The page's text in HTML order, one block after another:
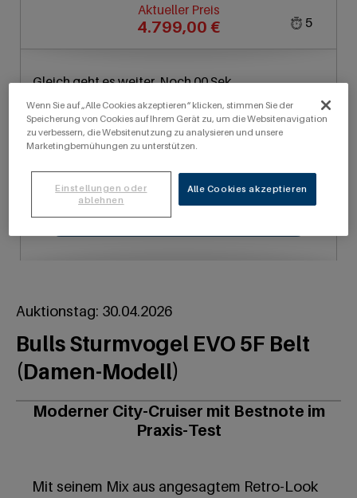
5
Aktueller Preis
4.799,00 €
Gleich geht es weiter. Noch 00 Sek
(Bestpreis2.400,00 €)
,00
Bietagent anlegen
Auktionstag: 30.04.2026
Bulls Sturmvogel EVO 5F Belt
(Damen-Modell)
Moderner City-Cruiser mit Bestnote im
Praxis-Test
Mit seinem Mix aus angesagtem Retro-Look
Wenn Sie auf „Alle Cookies akzeptieren“ klicken, stimmen Sie der
Speicherung von Cookies auf Ihrem Gerät zu, um die Websitenavigation
zu verbessern, die Websitenutzung zu analysieren und unsere
Marketingbemühungen zu unterstützen.
Alle Cookies akzeptieren
Einstellungen oder
ablehnen